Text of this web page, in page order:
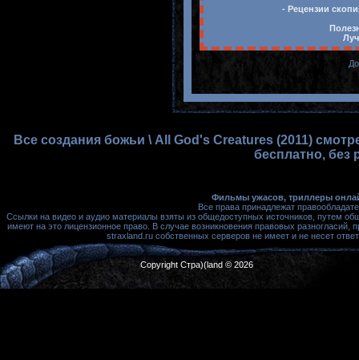
- Рецензии
Все создания божьи \ All God's Creatures (2011)
бесплатно, без
Фильмы ужасов, триллеры
Все права принадлежат
Ссылки на видео и аудио материалы взяты из общедоступных источников, путем
имеют на это лицензионное право. В случае возникновения правовых
straxland.ru собственных серверов не имеет и не несет
Copyright Стра)(land © 2026